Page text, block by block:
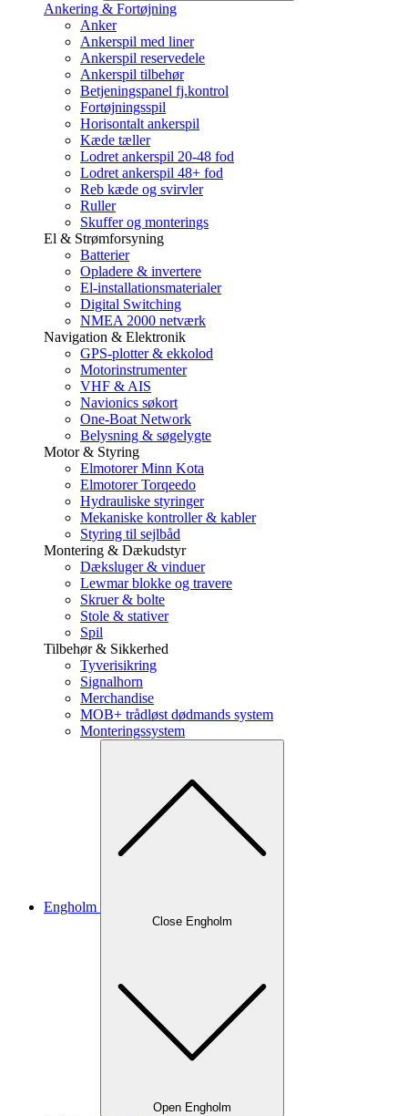
Ankering & Fortøjning
Anker
Ankerspil med liner
Ankerspil reservedele
Ankerspil tilbehør
Betjeningspanel fj.kontrol
Fortøjningsspil
Horisontalt ankerspil
Kæde tæller
Lodret ankerspil 20-48 fod
Lodret ankerspil 48+ fod
Reb kæde og svirvler
Ruller
Skuffer og monterings
El & Strømforsyning
Batterier
Opladere & invertere
El-installationsmaterialer
Digital Switching
NMEA 2000 netværk
Navigation & Elektronik
GPS-plotter & ekkolod
Motorinstrumenter
VHF & AIS
Navionics søkort
One-Boat Network
Belysning & søgelygte
Motor & Styring
Elmotorer Minn Kota
Elmotorer Torqeedo
Hydrauliske styringer
Mekaniske kontroller & kabler
Styring til sejlbåd
Montering & Dækudstyr
Dæksluger & vinduer
Lewmar blokke og travere
Skruer & bolte
Stole & stativer
Spil
Tilbehør & Sikkerhed
Tyverisikring
Signalhorn
Merchandise
MOB+ trådløst dødmands system
Monteringssystem
Engholm
Close Engholm
Open Engholm